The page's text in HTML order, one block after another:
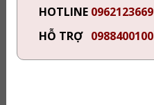
HOTLINE 0962123669
HỖ TRỢ 0988400100